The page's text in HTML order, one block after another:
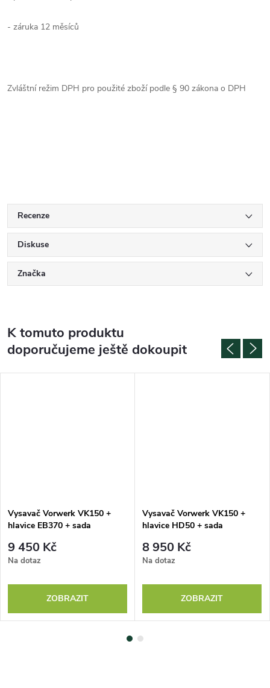
- záruka 12 měsíců
Zvláštní režim DPH pro použité zboží podle § 90 zákona o DPH
Recenze
Diskuse
Značka
K tomuto produktu
doporučujeme ještě dokoupit
Vysavač Vorwerk VK150 +
hlavice EB370 + sada
9 450 Kč
Na dotaz
ZOBRAZIT
Vysavač Vorwerk VK150 +
hlavice HD50 + sada
8 950 Kč
Na dotaz
ZOBRAZIT